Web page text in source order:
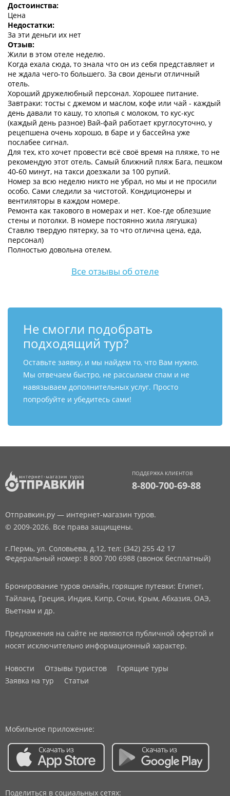
Достоинства:
Цена
Недостатки:
За эти деньги их нет
Отзыв:
Жили в этом отеле неделю.
Когда ехала сюда, то знала что он из себя представляет и
не ждала чего-то большего. За свои деньги отличный
отель.
Хороший дружелюбный персонал. Хорошее питание.
Завтраки: тосты с джемом и маслом, кофе или чай - каждый
день давали то кашу, то хлопья с молоком, то кус-кус
(каждый день разное) Вай-фай работает круглосуточно, у
рецепшена очень хорошо, в баре и у бассейна уже
послабее сигнал.
Для тех, кто хочет провести всё своё время на пляже, то не
рекомендую этот отель. Самый ближний пляж Бага, пешком
40-60 минут, на такси доезжали за 100 рупий.
Номер за всю неделю никто не убрал, но мы и не просили
особо. Сами следили за чистотой. Кондиционеры и
вентиляторы в каждом номере.
Ремонта как такового в номерах и нет. Кое-где облезшие
стены и потолки. В номере постоянно жила лягушка)
Ставлю твердую пятерку, за то что отлична цена, еда,
персонал)
Полностью довольна отелем.
Все отзывы об отеле
Не смогли подобрать
подходящий тур?
Оставьте заявку, и мы найдем то, что Вам нужно.
Мы отвечаем быстро, не рассылаем спам и не
навязываем дополнительных услуг. Просто
попробуйте и убедитесь сами!
ПОДДЕРЖКА КЛИЕНТОВ
8-800-700-69-88
Отправкин.ру — интернет-магазин туров.
© 2009-2026. Все права защищены.
г.Пермь, ул. Соловьева, д.12, тел: (342) 255 42 17
Федеральный номер: 8 800 700 6988 (звонок бесплатный)
Бронирование туров онлайн, горящие путевки: Египет,
Тайланд, Греция, Индия, Кипр, Сочи, Крым, Абхазия, ОАЭ,
Вьетнам и др.
Предложения на сайте не являются публичной офертой и
носят исключительно информационный характер.
Новости Отзывы туристов
Горящие туры
Заявка на тур
Статьи
Мобильное приложение:
Поделиться в социальных сетях: